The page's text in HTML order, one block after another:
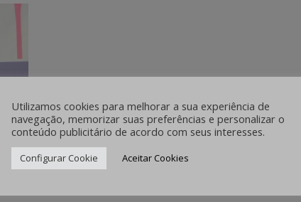
do Sindicato: Sindibancários Santa Cruz.
Utilizamos cookies para melhorar a sua experiência de
navegação, memorizar suas preferências e personalizar o
conteúdo publicitário de acordo com seus interesses.
Configurar Cookie Aceitar Cookies